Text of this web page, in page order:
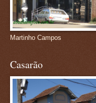
Martinho Campos
Casarão